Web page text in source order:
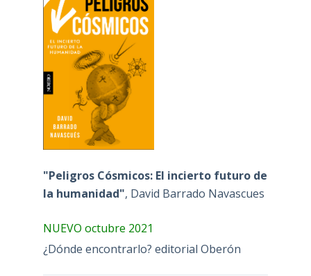
"Peligros Cósmicos: El incierto futuro de
la humanidad", David Barrado Navascues
NUEVO octubre 2021
¿Dónde encontrarlo? editorial Oberón